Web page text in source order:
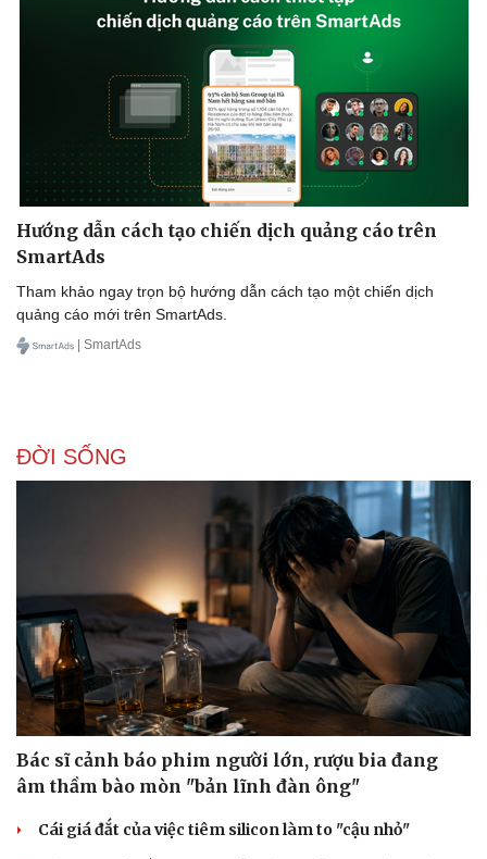
Hướng dẫn cách tạo chiến dịch quảng cáo trên
SmartAds
Tham khảo ngay trọn bộ hướng dẫn cách tạo một chiến dịch
quảng cáo mới trên SmartAds.
| SmartAds
ĐỜI SỐNG
Bác sĩ cảnh báo phim người lớn, rượu bia đang
âm thầm bào mòn "bản lĩnh đàn ông"
Cái giá đắt của việc tiêm silicon làm to "cậu nhỏ"